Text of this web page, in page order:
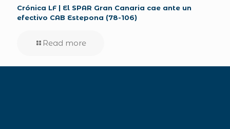
Crónica LF | El SPAR Gran Canaria cae ante un
efectivo CAB Estepona (78-106)
Read more